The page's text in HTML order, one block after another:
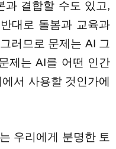
과 결합할 수도 있고,
대로 돌봄과 교육과
러므로 문제는 AI 그
제는 AI를 어떤 인간
서 사용할 것인가에
우리에게 분명한 토